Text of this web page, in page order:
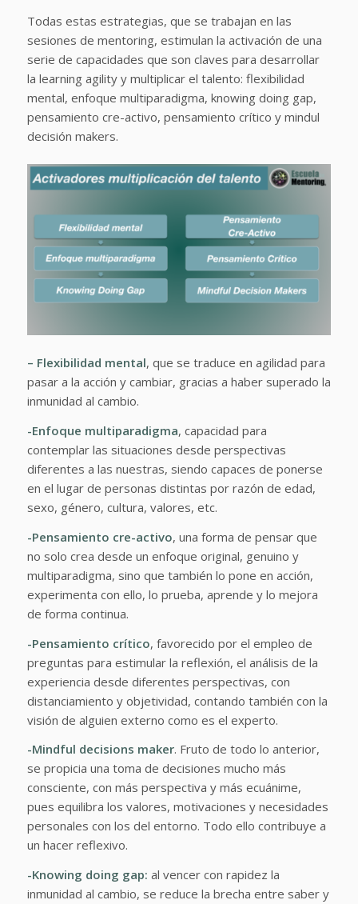
Todas estas estrategias, que se trabajan en las
sesiones de mentoring, estimulan la activación de una
serie de capacidades que son claves para desarrollar
la learning agility y multiplicar el talento: flexibilidad
mental, enfoque multiparadigma, knowing doing gap,
pensamiento cre-activo, pensamiento crítico y mindul
decisión makers.
– Flexibilidad mental, que se traduce en agilidad para
pasar a la acción y cambiar, gracias a haber superado la
inmunidad al cambio.
-Enfoque multiparadigma, capacidad para
contemplar las situaciones desde perspectivas
diferentes a las nuestras, siendo capaces de ponerse
en el lugar de personas distintas por razón de edad,
sexo, género, cultura, valores, etc.
-Pensamiento cre-activo, una forma de pensar que
no solo crea desde un enfoque original, genuino y
multiparadigma, sino que también lo pone en acción,
experimenta con ello, lo prueba, aprende y lo mejora
de forma continua.
-Pensamiento crítico, favorecido por el empleo de
preguntas para estimular la reflexión, el análisis de la
experiencia desde diferentes perspectivas, con
distanciamiento y objetividad, contando también con la
visión de alguien externo como es el experto.
-Mindful decisions maker. Fruto de todo lo anterior,
se propicia una toma de decisiones mucho más
consciente, con más perspectiva y más ecuánime,
pues equilibra los valores, motivaciones y necesidades
personales con los del entorno. Todo ello contribuye a
un hacer reflexivo.
-Knowing doing gap: al vencer con rapidez la
inmunidad al cambio, se reduce la brecha entre saber y